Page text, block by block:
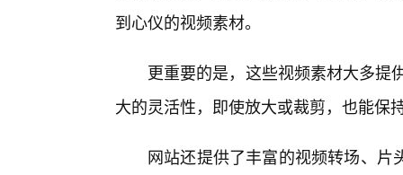
到心仪的视频素材。
更重要的是，这些视频素材大多提
大的灵活性，即使放大或裁剪，也能保
网站还提供了丰富的视频转场、